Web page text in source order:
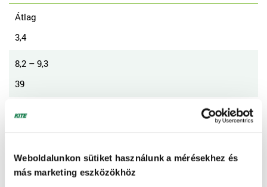
Weboldalunkon sütiket használunk a mérésekhez és
más marketing eszközökhöz
Átlag
3,4
8,2 – 9,3
39
39
> 10,2
9